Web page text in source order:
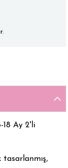
Ay 2'li